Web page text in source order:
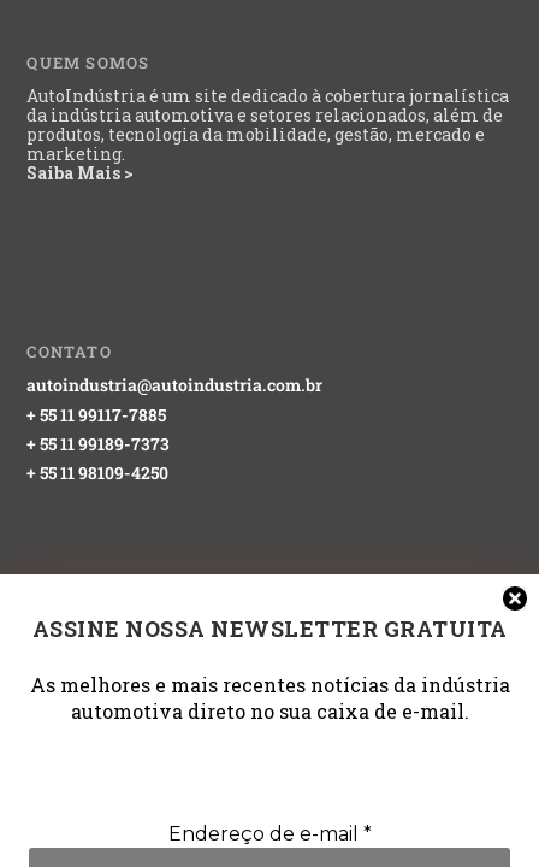
Gerenciar Consentimento de
Para fornecer as melhores experiências, usamos tecnologias como
cookies para armazenar e/ou acessar informações do dispositivo. O
ASSINE NOSSA NEWSLETTER GRATUITA
As melhores e mais recentes notícias da indústria
automotiva direto no sua caixa de e-mail.
Endereço de e-mail *
QUEM SOMOS
AutoIndústria é um site dedicado à cobertura jornalística
da indústria automotiva e setores relacionados, além de
produtos, tecnologia da mobilidade, gestão, mercado e
marketing.
Saiba Mais >
CONTATO
autoindustria@autoindustria.com.br
+ 55 11 99117-7885
+ 55 11 99189-7373
+ 55 11 98109-4250
NEWSLETTER GRATUITA